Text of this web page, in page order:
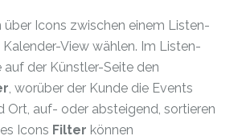
über Icons zwischen einem Listen-
View wählen. Im Listen-
der Künstler-Seite den
, worüber der Kunde die Events
Ort, auf- oder absteigend, sortieren
Icons Filter können